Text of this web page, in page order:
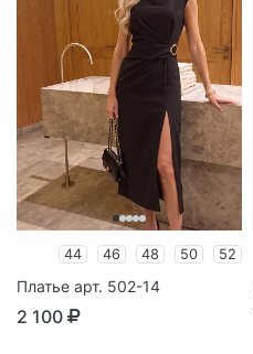
44 46 48 50 52
Платье арт. 502-14
2 100